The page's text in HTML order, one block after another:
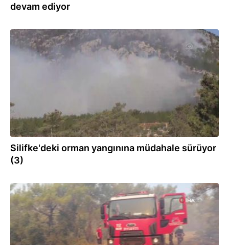
devam ediyor
31.07.2021
Silifke'deki orman yangınına müdahale sürüyor
(3)
30.07.2021